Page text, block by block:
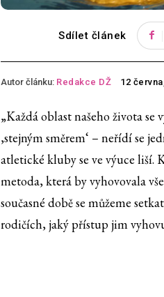
Sdílet článek
Autor článku: Redakce DŽ 12
„Každá oblast našeho života
‚stejným směrem‘ – neřídí se
atletické kluby se ve výuce liší.
metoda, která by vyhovovala
současné době se můžeme
rodičích, jaký přístup jim